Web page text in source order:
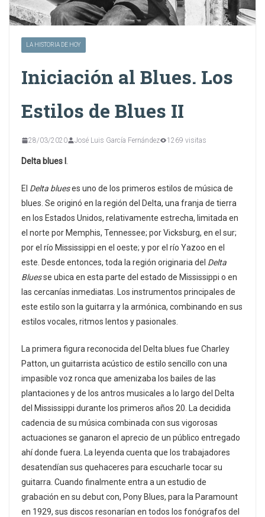
LA HISTORIA DE HOY
Iniciación al Blues. Los
Estilos de Blues II
28/03/2020 José Luis García Fernández 1269 visitas
Delta blues I
El Delta blueses uno de los primeros estilos de música de
blues. Se originó en la región del Delta, una franja de tierra
en los Estados Unidos, relativamente estrecha, limitada en
el norte por Memphis, Tennessee; por Vicksburg, en el sur;
por el río Mississippi en el oeste; y por el río Yazoo en el
este. Desde entonces, toda la región originaria del Delta
Bluesse ubica en esta parte del estado de Mississippi o en
las cercanías inmediatas. Los instrumentos principales de
este estilo son la guitarra y la armónica, combinando en sus
estilos vocales, ritmos lentos y pasionales.
La primera figura reconocida del Delta blues fue Charley
Patton, un guitarrista acústico de estilo sencillo con una
impasible voz ronca que amenizaba los bailes de las
plantaciones y de los antros musicales a lo largo del Delta
del Mississippi durante los primeros años 20. La decidida
cadencia de su música combinada con sus vigorosas
actuaciones se ganaron el aprecio de un público entregado
ahí donde fuera. La leyenda cuenta que los trabajadores
desatendían sus quehaceres para escucharle tocar su
guitarra. Cuando finalmente entra a un estudio de
grabación en su debut con, Pony Blues, para la Paramount
en 1929, sus discos resonarían en todos los fonógrafos del